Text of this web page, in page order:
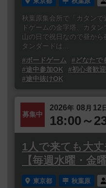
秋葉原集会所で「カタン
ドゲームの金字塔、カタ
山の日で祝日なので昼か
タンダードは...
#ボードゲーム
#どなたで
#途中参加OK
#初心者歓迎
#途中抜けOK
募集中
2026年 08 月 12
18:00～
1人で来ても大
【毎週水曜・金
東京都 秋葉原